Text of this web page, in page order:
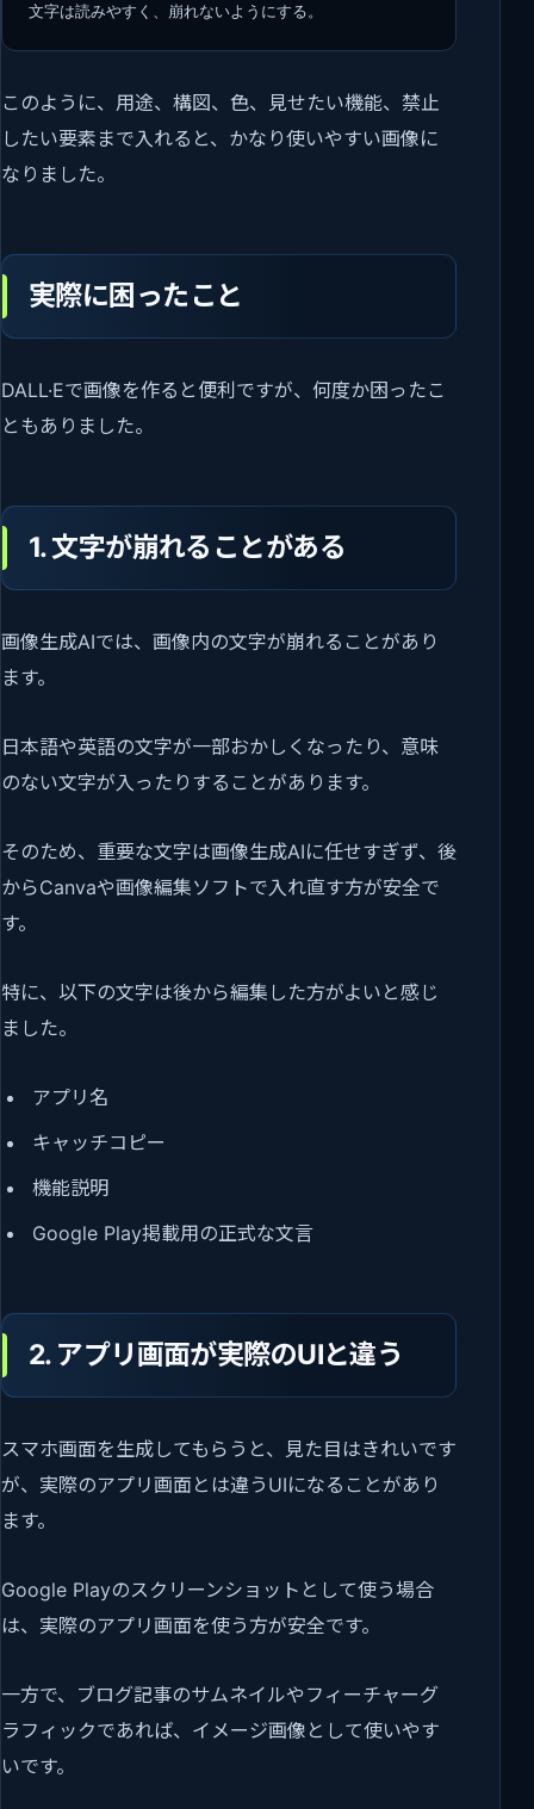
文字は読みやすく、崩れないようにする。
このように、用途、構図、色、見せたい機能、禁止
したい要素まで入れると、かなり使いやすい画像に
なりました。
実際に困ったこと
DALL·Eで画像を作ると便利ですが、何度か困ったこ
ともありました。
1. 文字が崩れることがある
画像生成AIでは、画像内の文字が崩れることがあり
ます。
日本語や英語の文字が一部おかしくなったり、意味
のない文字が入ったりすることがあります。
そのため、重要な文字は画像生成AIに任せすぎず、後
からCanvaや画像編集ソフトで入れ直す方が安全で
す。
特に、以下の文字は後から編集した方がよいと感じ
ました。
アプリ名
キャッチコピー
機能説明
Google Play掲載用の正式な文言
2. アプリ画面が実際のUIと違う
スマホ画面を生成してもらうと、見た目はきれいです
が、実際のアプリ画面とは違うUIになることがあり
ます。
Google Playのスクリーンショットとして使う場合
は、実際のアプリ画面を使う方が安全です。
一方で、ブログ記事のサムネイルやフィーチャーグ
ラフィックであれば、イメージ画像として使いやす
いです。